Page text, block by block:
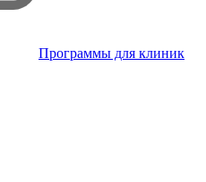
Программы для клиник